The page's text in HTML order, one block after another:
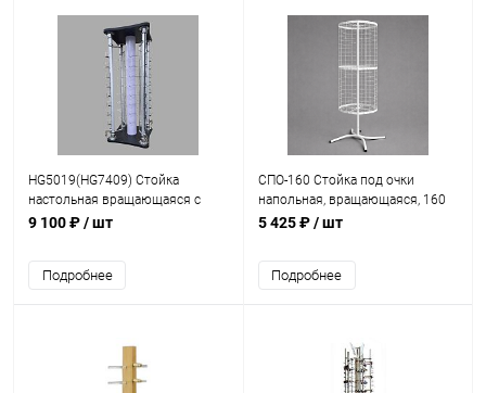
HG5019(HG7409) Стойка
настольная вращающаяся с
замками, для демонстрации
9 100 ₽/ шт
Подробнее
СПО-160 Стойка под очки
напольная, вращающаяся, 160
мест
5 425 ₽/ шт
Подробнее